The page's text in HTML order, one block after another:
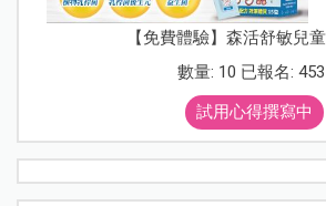
【免費體驗】森活舒敏兒
數量: 10 已報名: 453
試用心得撰寫中